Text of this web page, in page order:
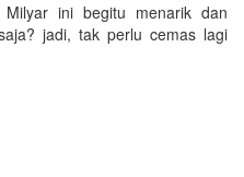
Milyar ini begitu menarik dan
jadi, tak perlu cemas lagi